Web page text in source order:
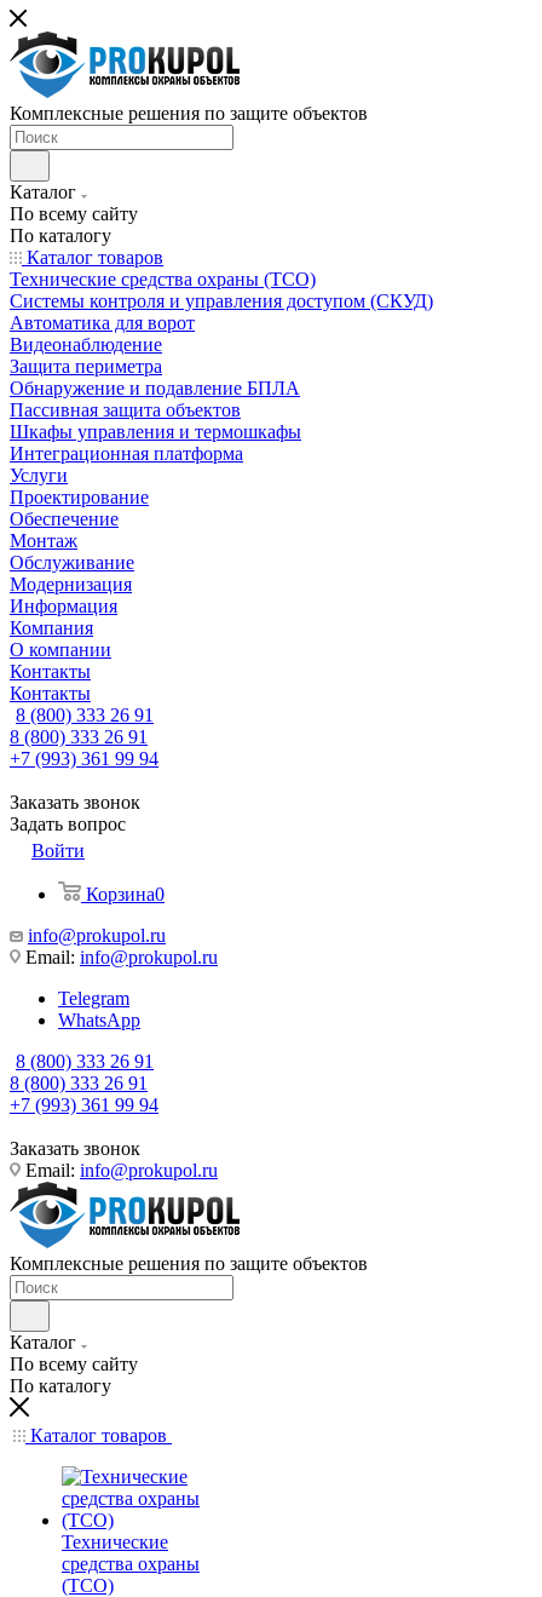
Комплексные решения по защите объектов
Каталог
По всему сайту
По каталогу
Каталог товаров
Технические средства охраны (ТСО)
Системы контроля и управления доступом (СКУД)
Автоматика для ворот
Видеонаблюдение
Защита периметра
Обнаружение и подавление БПЛА
Пассивная защита объектов
Шкафы управления и термошкафы
Интеграционная платформа
Услуги
Проектирование
Обеспечение
Монтаж
Обслуживание
Модернизация
Информация
Компания
О компании
Контакты
Контакты
8 (800) 333 26 91
8 (800) 333 26 91
+7 (993) 361 99 94
Заказать звонок
Задать вопрос
Войти
Корзина0
info@prokupol.ru
Email: info@prokupol.ru
Telegram
WhatsApp
8 (800) 333 26 91
8 (800) 333 26 91
+7 (993) 361 99 94
Заказать звонок
Email: info@prokupol.ru
Комплексные решения по защите объектов
Каталог
По всему сайту
По каталогу
Каталог товаров
Технические
средства охраны
(ТСО)